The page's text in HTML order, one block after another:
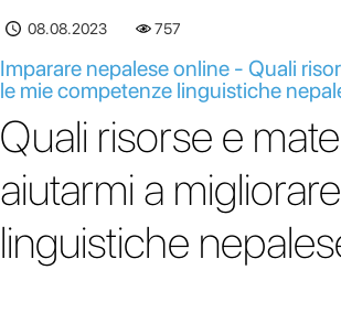
08.08.2023 757
Imparare nepalese online - Quali
le mie competenze linguistiche
Quali risorse e
aiutarmi a
linguistiche